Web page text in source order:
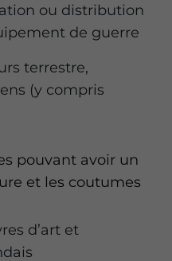
ou distribution
de guerre
terrestre,
(y compris
pouvant avoir un
et les coutumes
d’art et